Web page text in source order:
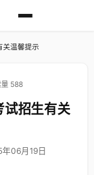
关温馨提示
量 588
招生有关
06月19日